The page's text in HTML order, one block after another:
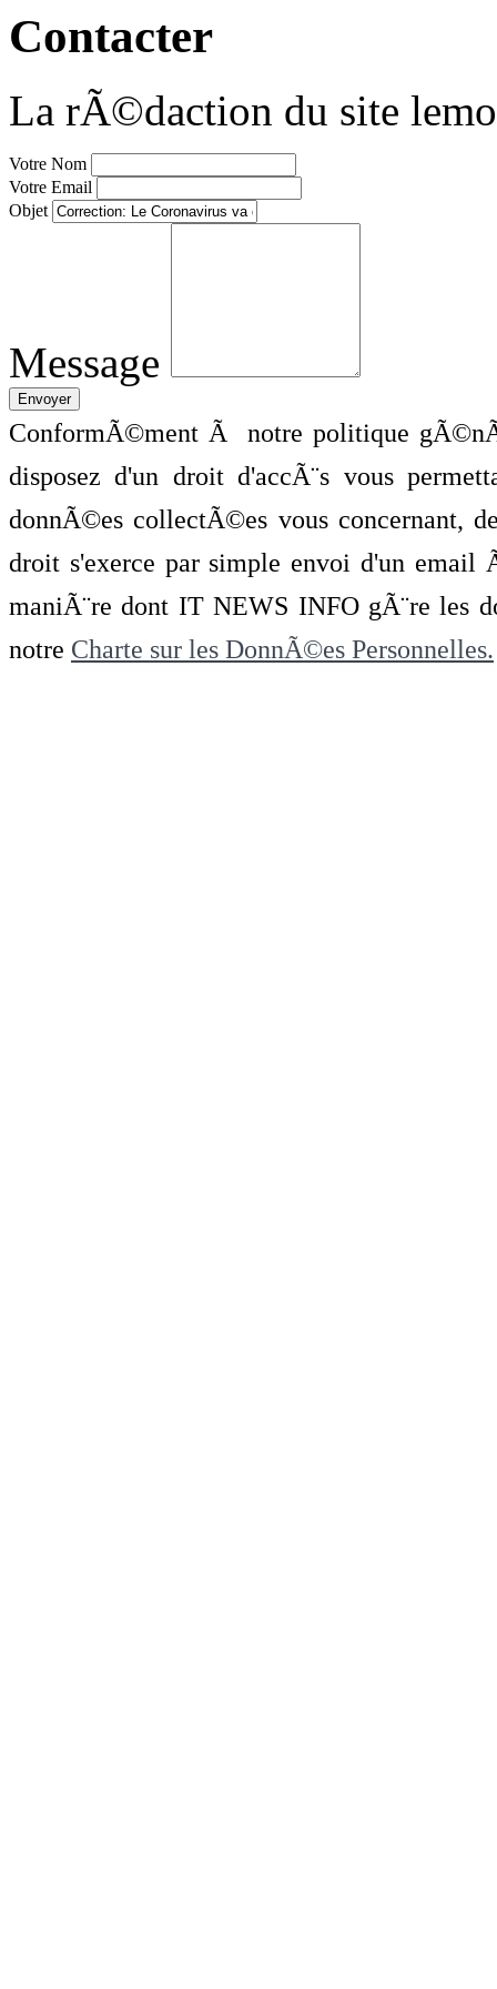
Contacter
La rÃ©daction du site
Votre Nom
Votre Email
Objet
Message
ConformÃ©ment Ã notre politique
disposez d'un droit d'accÃ¨s vous
donnÃ©es collectÃ©es vous concernant,
droit s'exerce par simple envoi d'un
maniÃ¨re dont IT NEWS INFO gÃ¨re les
notre Charte sur les DonnÃ©es Personnelles.